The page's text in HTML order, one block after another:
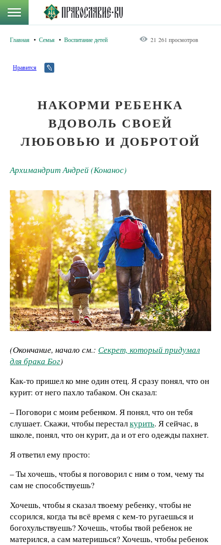
Главная Семья Воспитание детей 21 261 просмотров
Нравится
НАКОРМИ РЕБЕНКА
ВДОВОЛЬ СВОЕЙ
ЛЮБОВЬЮ И ДОБРОТОЙ
Архимандрит Андрей (Конанос)
(Окончание, начало см.: Секрет, который придумал
для брака Бог)
Как-то пришел ко мне один отец. Я сразу понял, что он
курит: от него пахло табаком. Он сказал:
– Поговори с моим ребенком. Я понял, что он тебя
слушает. Скажи, чтобы пересталкурить. Я сейчас, в
школе, понял, что он курит, да и от его одежды пахнет.
Я ответил ему просто:
– Ты хочешь, чтобы я поговорил с ним о том, чему ты
сам не способствуешь?
Хочешь, чтобы я сказал твоему ребенку, чтобы не
ссорился, когда ты всё время с кем-то ругаешься и
богохульствуешь? Хочешь, чтобы твой ребенок не
матерился, а сам материшься? Хочешь, чтобы ребенок